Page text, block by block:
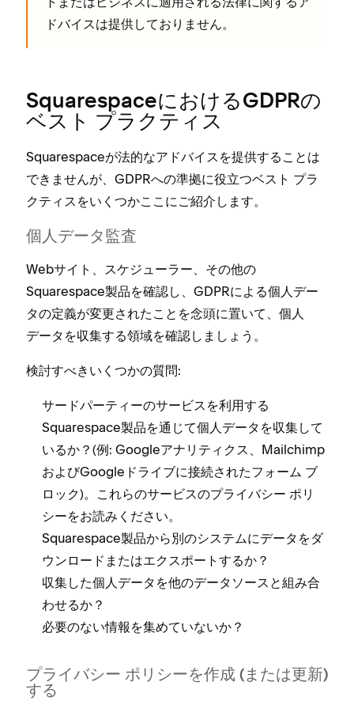
ドバイスは提供しておりません⁠。
SquarespaceにおけるGDPRの
ベスト プラクテ⁠ィス
Squarespaceが法的なアドバイスを提供することは
できませんが⁠、GDPRへの準拠に役立つベスト プラ
クテ⁠ィスをいくつかここにご紹介します⁠。
個人デ⁠ータ監査
Webサイト⁠、スケジ⁠ュ⁠ーラ⁠ー⁠、その他の
Squarespace製品を確認し⁠、GDPRによる個人デ⁠ー
タの定義が変更されたことを念頭に置いて⁠、個人
デ⁠ータを収集する領域を確認しまし⁠ょう⁠。
検討すべきいくつかの質問⁠:
サ⁠ードパ⁠ーテ⁠ィ⁠ーのサ⁠ービスを利用する
Squarespace製品を通じて個人デ⁠ータを収集して
いるか⁠？(⁠例⁠: Googleアナリテ⁠ィクス⁠、Mailchimp
およびGoogleドライブに接続されたフ⁠ォ⁠ーム ブ
ロ⁠ック⁠)⁠。これらのサ⁠ービスのプライバシ⁠ー ポリ
シ⁠ーをお読みください⁠。
Squarespace製品から別のシステムにデ⁠ータをダ
ウンロ⁠ードまたはエクスポ⁠ートするか⁠？
収集した個人デ⁠ータを他のデ⁠ータソ⁠ースと組み合
わせるか⁠？
必要のない情報を集めていないか⁠？
プライバシ⁠ー ポリシ⁠ーを作成 (⁠または更新⁠)
する